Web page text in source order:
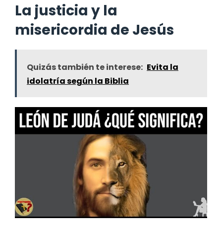
La justicia y la
misericordia de Jesús
Quizás también te interese: Evita la
idolatría según la Biblia